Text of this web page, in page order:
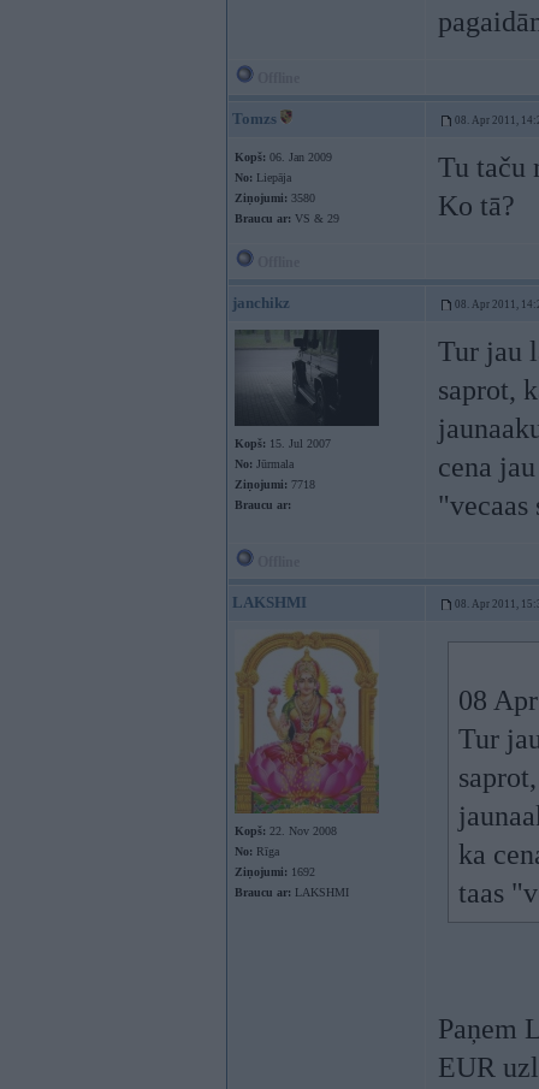
Tomzs 08. Apr 2011,
Kopš: 06. Jan 2009
No: Liepāja
Ziņojumi: 3580
Braucu ar: VS & 29
Tu taču
Ko tā?
janchikz 08. Apr 2011,
Kopš: 15. Jul 2007
No: Jūrmala
Ziņojumi: 7718
Braucu ar:
Tur jau
saprot,
cena
LAKSHMI 08. Apr 2011,
Kopš: 22. Nov 2008
No: Rīga
Ziņojumi: 1692
Braucu ar: LAKSHMI
08
Tur
ka
taas
Paņem
EUR